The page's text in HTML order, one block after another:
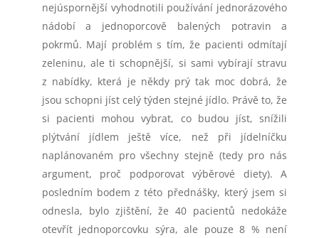
nejúspornější vyhodnotili používání jednorázového
nádobí a jednoporcově balených potravin a
pokrmů. Mají problém s tím, že pacienti odmítají
zeleninu, ale ti schopnější, si sami vybírají stravu
z nabídky, která je někdy prý tak moc dobrá, že
jsou schopni jíst celý týden stejné jídlo. Právě to, že
si pacienti mohou vybrat, co budou jíst, snížili
plýtvání jídlem ještě více, než při jídelníčku
naplánovaném pro všechny stejně (tedy pro nás
argument, proč podporovat výběrové diety). A
posledním bodem z této přednášky, který jsem si
odnesla, bylo zjištění, že 40 pacientů nedokáže
otevřít jednoporcovku sýra, ale pouze 8 % není